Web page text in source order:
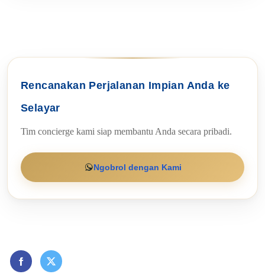
Rencanakan Perjalanan Impian Anda ke
Selayar
Tim concierge kami siap membantu Anda secara pribadi.
Ngobrol dengan Kami